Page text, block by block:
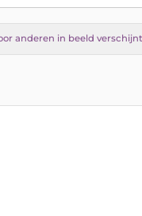
anderen in beeld verschijnt